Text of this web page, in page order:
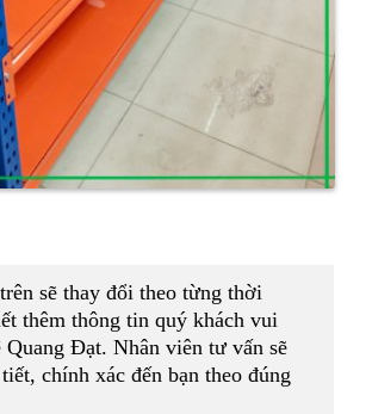
sẽ thay đổi theo từng thời
thêm thông tin quý khách vui
Quang Đạt. Nhân viên tư vấn sẽ
chính xác đến bạn theo đúng